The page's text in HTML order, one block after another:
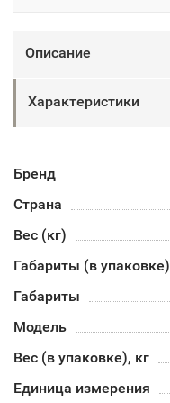
Описание
Характеристики
Бренд
Страна
Вес (кг)
Габариты (в упаковке)
Габариты
Модель
Вес (в упаковке), кг
Единица измерения